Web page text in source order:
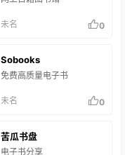
未名 0
Sobooks
免费高质量电子书
未名 0
苦瓜书盘
电子书分享